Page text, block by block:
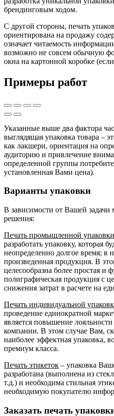
брендинговым ходом.
С другой стороны, печать
ориентирована на продажу
означает читаемость
возможно не совсем обычную
окна на картонной коробке
Примеры работ
Указанные выше два фактора
выглядящая упаковка товара –
как лакшери, ориентация на
аудиторию и привлечение
определенной группы
установленная Вами цена).
Варианты упаковки
В зависимости от Вашей
решения:
Печать промышленной упаковки
разработать упаковку, которая
неопределенно долгое время; в
произведенная продукция. В
целесообразна более простая и
полиграфическая продукция с
снижения затрат в расчете на
Печать индивидуальной
проведение единократной
является повышение
компании. В этом случае Вам,
наиболее эффектная упаковка,
премиум класса.
Печать этикеток – упаковка
разработана (выполнена из
т.д.) и необходима стильная
необходимую покупателю
Заказать печать